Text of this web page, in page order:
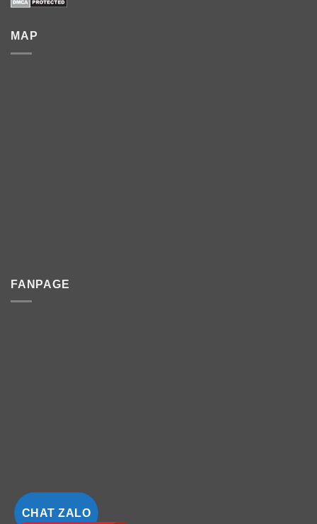
CHAT ZALO
MAP
FANPAGE